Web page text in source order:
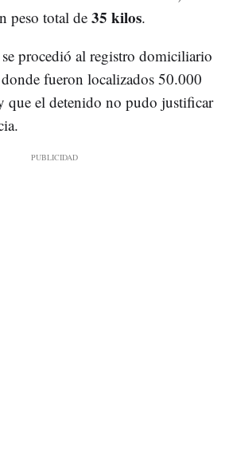
peso total de 35 kilos.
procedió al registro domiciliario
fueron localizados 50.000
que el detenido no pudo justificar